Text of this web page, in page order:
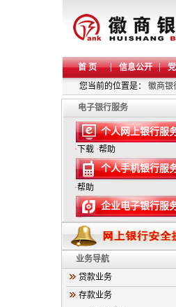
首 页 信息公开
您当前的位置是： 徽商银
电子银行服务
个人网上银行服
· 下载 ·帮助
个人手机银行服
·帮助
企业电子银行服
业务导航
贷款业务
存款业务